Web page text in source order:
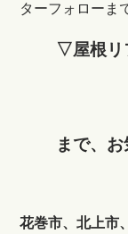
ターフォローま
▽屋根リ
まで、お
花巻市、北上市